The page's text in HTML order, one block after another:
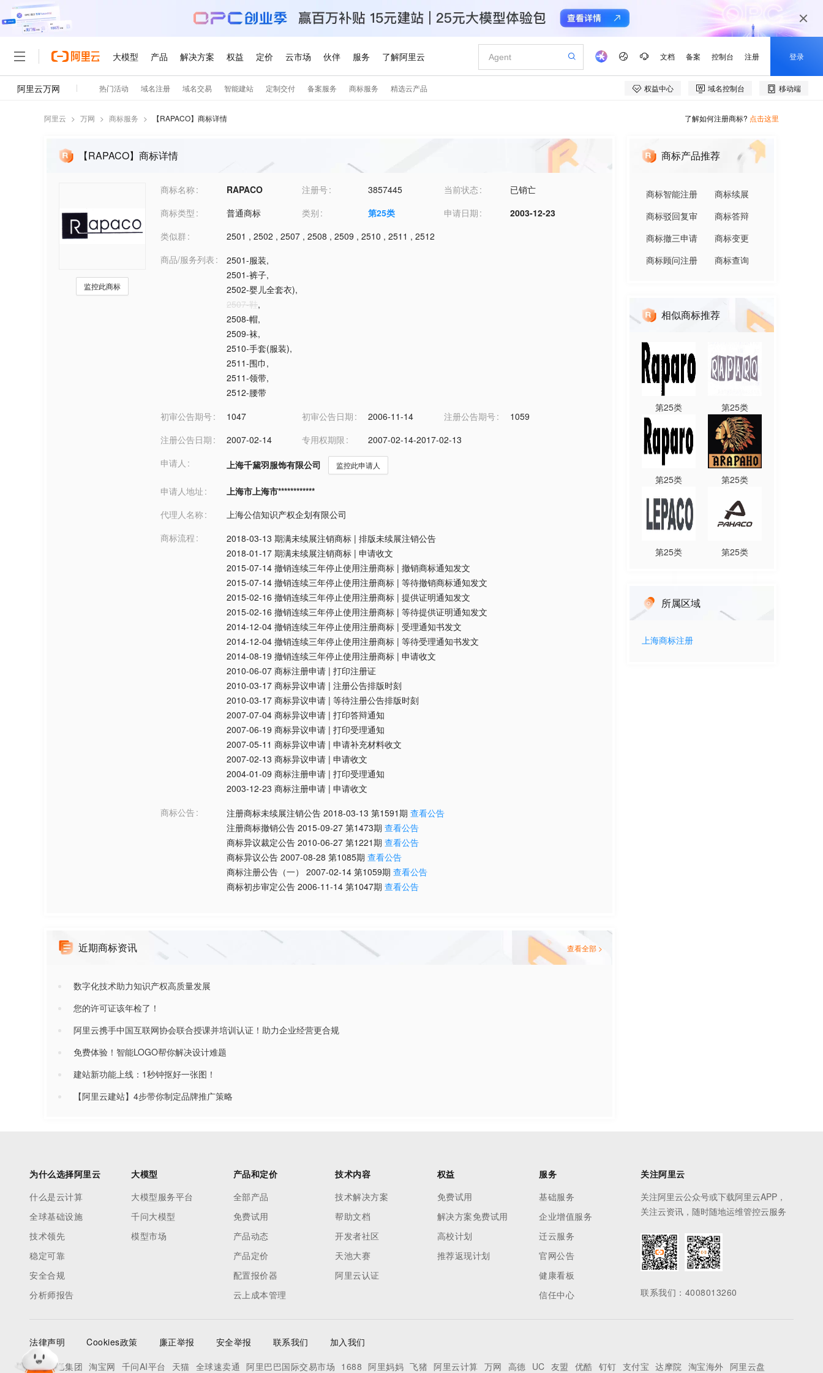
阿里云 > 万网 > 商标服务 > 【RAPACO】商标详情 了解如何注册商标? 点击这里
【RAPACO】商标详情
监控此商标
商标名称 RAPACO 注册号 3857445 当前状态
已销亡
商标类型
普通商标 类别 第25类 申请日期
2003-12-23
类似群
2501 , 2502 , 2507 , 2508 , 2509 , 2510 , 2511 , 2512
商品/服务列表
2501-服装,
2501-裤子,
2502-婴儿全套衣),
2507-鞋,
2508-帽,
2509-袜,
2510-手套(服装),
2511-围巾 ,
2511-领带,
2512-腰带
初审公告期号
1047 初审公告日期 2006-11-14 注册公告期号
1059
注册公告日期
2007-02-14 专用权期限
2007-02-14-2017-02-13
申请人
上海千黛羽服饰有限公司 监控此申请人
申请人地址
上海市上海市************
代理人名称
上海公信知识产权企划有限公司
商标流程
2018-03-13 期满未续展注销商标 | 排版未续展注销公告
2018-01-17 期满未续展注销商标 | 申请收文
2015-07-14 撤销连续三年停止使用注册商标 | 撤销商标通知发文
2015-07-14 撤销连续三年停止使用注册商标 | 等待撤销商标通知发文
2015-02-16 撤销连续三年停止使用注册商标 | 提供证明通知发文
2015-02-16 撤销连续三年停止使用注册商标 | 等待提供证明通知发文
2014-12-04 撤销连续三年停止使用注册商标 | 受理通知书发文
2014-12-04 撤销连续三年停止使用注册商标 | 等待受理通知书发文
2014-08-19 撤销连续三年停止使用注册商标 | 申请收文
2010-06-07 商标注册申请 | 打印注册证
2010-03-17 商标异议申请 | 注册公告排版时刻
2010-03-17 商标异议申请 | 等待注册公告排版时刻
2007-07-04 商标异议申请 | 打印答辩通知
2007-06-19 商标异议申请 | 打印受理通知
2007-05-11 商标异议申请 | 申请补充材料收文
2007-02-13 商标异议申请 | 申请收文
2004-01-09 商标注册申请 | 打印受理通知
2003-12-23 商标注册申请 | 申请收文
商标公告
注册商标未续展注销公告 2018-03-13 第1591期 查看公告
注册商标撤销公告 2015-09-27 第1473期 查看公告
商标异议裁定公告 2010-06-27 第1221期 查看公告
商标异议公告 2007-08-28 第1085期 查看公告
商标注册公告（一）
2007-02-14 第1059期 查看公告
商标初步审定公告 2006-11-14 第1047期 查看公告
近期商标资讯 查看全部 >
数字化技术助力知识产权高质量发展
您的许可证该年检了！
阿里云携手中国互联网协会联合授课并培训认证！助力企业经营更合规
免费体验！智能LOGO帮你解决设计难题
建站新功能上线：1秒钟抠好一张图！
【阿里云建站】4步带你制定品牌推广策略
商标产品推荐
商标智能注册
商标续展
商标驳回复审
商标答辩
商标撤三申请
商标变更
商标顾问注册
商标查询
相似商标推荐
第25类 第25类
第25类 第25类
第25类 第25类
所属区域
上海商标注册